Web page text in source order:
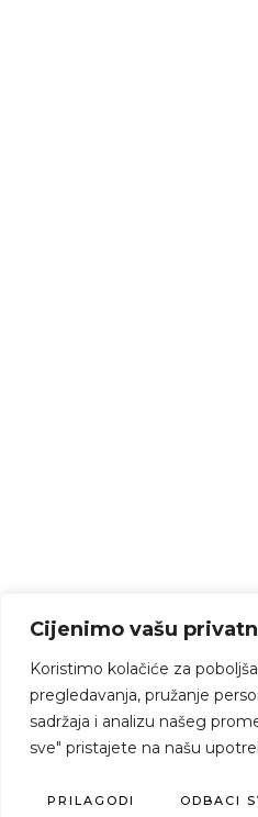
Cijenimo vašu
Koristimo kolačiće za
pregledavanja, pružanje
sadržaja i analizu našeg
sve" pristajete na našu
PRILAGODI ODBACI